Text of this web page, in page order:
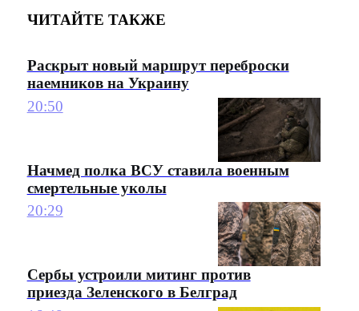
ЧИТАЙТЕ ТАКЖЕ
Раскрыт новый маршрут переброски
наемников на Украину
20:50
Начмед полка ВСУ ставила военным
смертельные уколы
20:29
Сербы устроили митинг против
приезда Зеленского в Белград